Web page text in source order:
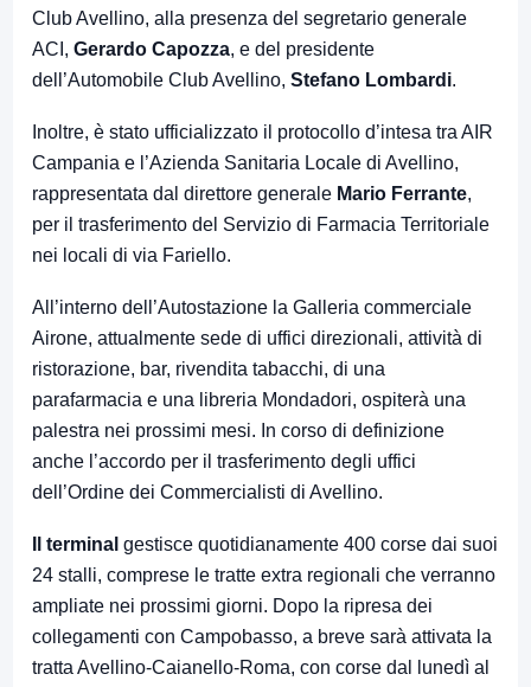
Club Avellino, alla presenza del segretario generale
ACI, Gerardo Capozza, e del presidente
dell’Automobile Club Avellino, Stefano Lombardi.
Inoltre, è stato ufficializzato il protocollo d’intesa tra AIR
Campania e l’Azienda Sanitaria Locale di Avellino,
rappresentata dal direttore generale Mario Ferrante,
per il trasferimento del Servizio di Farmacia Territoriale
nei locali di via Fariello.
All’interno dell’Autostazione la Galleria commerciale
Airone, attualmente sede di uffici direzionali, attività di
ristorazione, bar, rivendita tabacchi, di una
parafarmacia e una libreria Mondadori, ospiterà una
palestra nei prossimi mesi. In corso di definizione
anche l’accordo per il trasferimento degli uffici
dell’Ordine dei Commercialisti di Avellino.
Il terminal gestisce quotidianamente 400 corse dai suoi
24 stalli, comprese le tratte extra regionali che verranno
ampliate nei prossimi giorni. Dopo la ripresa dei
collegamenti con Campobasso, a breve sarà attivata la
tratta Avellino-Caianello-Roma, con corse dal lunedì al